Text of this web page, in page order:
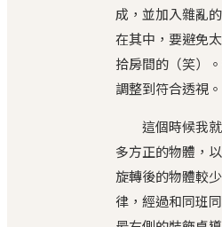
成，並加入雜亂
在其中，要避免
拾房間的（笑）
調整到符合透視。
這個時候我
多方正的物體，
旋轉後的物體較
律，經過和同班